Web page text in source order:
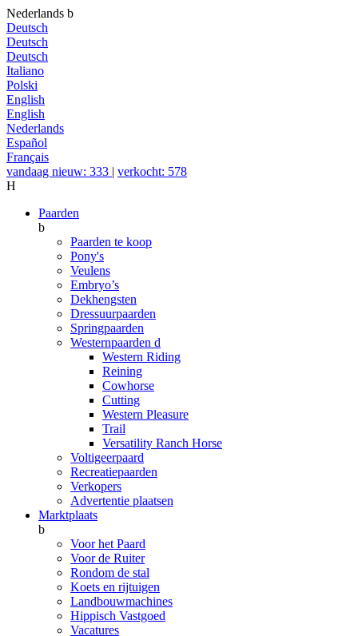
Nederlands b
Deutsch
Deutsch
Deutsch
Italiano
Polski
English
English
Nederlands
Español
Français
vandaag nieuw: 333 | verkocht: 578
H
Paarden
b
Paarden te koop
Pony's
Veulens
Embryo’s
Dekhengsten
Dressuurpaarden
Springpaarden
Westernpaarden d
Western Riding
Reining
Cowhorse
Cutting
Western Pleasure
Trail
Versatility Ranch Horse
Voltigeerpaard
Recreatiepaarden
Verkopers
Advertentie plaatsen
Marktplaats
b
Voor het Paard
Voor de Ruiter
Rondom de stal
Koets en rijtuigen
Landbouwmachines
Hippisch Vastgoed
Vacatures